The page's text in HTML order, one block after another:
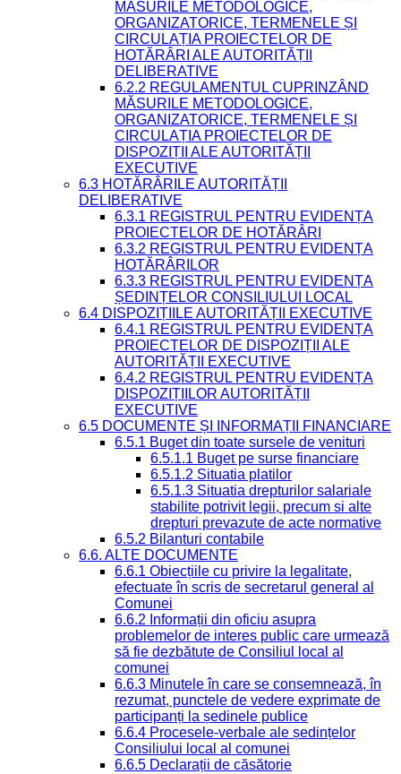
MĂSURILE METODOLOGICE,
ORGANIZATORICE, TERMENELE ȘI
CIRCULAȚIA PROIECTELOR DE
HOTĂRÂRI ALE AUTORITĂȚII
DELIBERATIVE
6.2.2 REGULAMENTUL CUPRINZÂND
MĂSURILE METODOLOGICE,
ORGANIZATORICE, TERMENELE ȘI
CIRCULAȚIA PROIECTELOR DE
DISPOZIȚII ALE AUTORITĂȚII
EXECUTIVE
6.3 HOTĂRÂRILE AUTORITĂȚII
DELIBERATIVE
6.3.1 REGISTRUL PENTRU EVIDENȚA
PROIECTELOR DE HOTĂRÂRI
6.3.2 REGISTRUL PENTRU EVIDENȚA
HOTĂRÂRILOR
6.3.3 REGISTRUL PENTRU EVIDENȚA
ȘEDINȚELOR CONSILIULUI LOCAL
6.4 DISPOZIȚIILE AUTORITĂȚII EXECUTIVE
6.4.1 REGISTRUL PENTRU EVIDENȚA
PROIECTELOR DE DISPOZIȚII ALE
AUTORITĂȚII EXECUTIVE
6.4.2 REGISTRUL PENTRU EVIDENȚA
DISPOZIȚIILOR AUTORITĂȚII
EXECUTIVE
6.5 DOCUMENTE ȘI INFORMAȚII FINANCIARE
6.5.1 Buget din toate sursele de venituri
6.5.1.1 Buget pe surse financiare
6.5.1.2 Situatia platilor
6.5.1.3 Situatia drepturilor salariale
stabilite potrivit legii, precum si alte
drepturi prevazute de acte normative
6.5.2 Bilanturi contabile
6.6. ALTE DOCUMENTE
6.6.1 Obiecțiile cu privire la legalitate,
efectuate în scris de secretarul general al
Comunei
6.6.2 Informații din oficiu asupra
problemelor de interes public care urmează
să fie dezbătute de Consiliul local al
comunei
6.6.3 Minutele în care se consemnează, în
rezumat, punctele de vedere exprimate de
participanți la ședinele publice
6.6.4 Procesele-verbale ale ședințelor
Consiliului local al comunei
6.6.5 Declarații de căsătorie